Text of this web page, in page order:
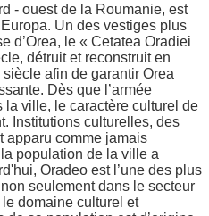
- ouest de la Roumanie, est
Un des vestiges plus
d’Orea, le « Cetatea Oradiei
détruit et reconstruit en
afin de garantir Orea
Dès que l’armée
ville, le caractère culturel de
Institutions culturelles, des
apparu comme jamais
population de la ville a
Oradeo est l’une des plus
seulement dans le secteur
domaine culturel et